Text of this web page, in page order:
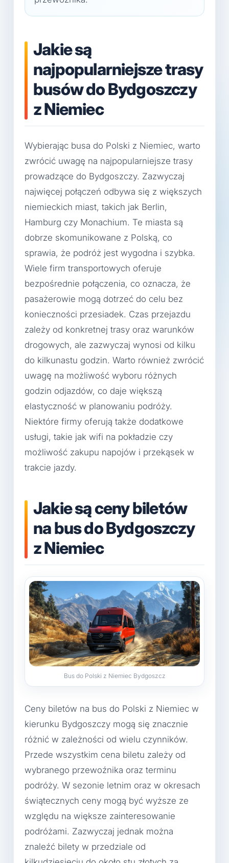
Jakie są
najpopularniejsze trasy
busów do Bydgoszczy
z Niemiec
Wybierając busa do Polski z Niemiec, warto
zwrócić uwagę na najpopularniejsze trasy
prowadzące do Bydgoszczy. Zazwyczaj
najwięcej połączeń odbywa się z większych
niemieckich miast, takich jak Berlin,
Hamburg czy Monachium. Te miasta są
dobrze skomunikowane z Polską, co
sprawia, że podróż jest wygodna i szybka.
Wiele firm transportowych oferuje
bezpośrednie połączenia, co oznacza, że
pasażerowie mogą dotrzeć do celu bez
konieczności przesiadek. Czas przejazdu
zależy od konkretnej trasy oraz warunków
drogowych, ale zazwyczaj wynosi od kilku
do kilkunastu godzin. Warto również zwrócić
uwagę na możliwość wyboru różnych
godzin odjazdów, co daje większą
elastyczność w planowaniu podróży.
Niektóre firmy oferują także dodatkowe
usługi, takie jak wifi na pokładzie czy
możliwość zakupu napojów i przekąsek w
trakcie jazdy.
Jakie są ceny biletów
na bus do Bydgoszczy
z Niemiec
Bus do Polski z Niemiec Bydgoszcz
Ceny biletów na bus do Polski z Niemiec w
kierunku Bydgoszczy mogą się znacznie
różnić w zależności od wielu czynników.
Przede wszystkim cena biletu zależy od
wybranego przewoźnika oraz terminu
podróży. W sezonie letnim oraz w okresach
świątecznych ceny mogą być wyższe ze
względu na większe zainteresowanie
podróżami. Zazwyczaj jednak można
znaleźć bilety w przedziale od